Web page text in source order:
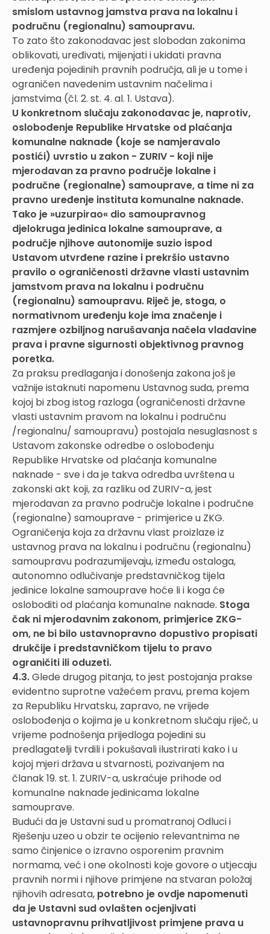
smislom ustavnog jamstva prava na lokalnu i
područnu (regionalnu) samoupravu.
To zato što zakonodavac jest slobodan zakonima
oblikovati, uređivati, mijenjati i ukidati pravna
uređenja pojedinih pravnih područja, ali je u tome i
ograničen navedenim ustavnim načelima i
jamstvima (čl. 2. st. 4. al. 1. Ustava).
U konkretnom slučaju zakonodavac je, naprotiv,
oslobođenje Republike Hrvatske od plaćanja
komunalne naknade (koje se namjeravalo
postići) uvrstio u zakon - ZURIV - koji nije
mjerodavan za pravno područje lokalne i
područne (regionalne) samouprave, a time ni za
pravno uređenje instituta komunalne naknade.
Tako je »uzurpirao« dio samoupravnog
djelokruga jedinica lokalne samouprave, a
područje njihove autonomije suzio ispod
Ustavom utvrđene razine i prekršio ustavno
pravilo o ograničenosti državne vlasti ustavnim
jamstvom prava na lokalnu i područnu
(regionalnu) samoupravu. Riječ je, stoga, o
normativnom uređenju koje ima značenje i
razmjere ozbiljnog narušavanja načela vladavine
prava i pravne sigurnosti objektivnog pravnog
poretka.
Za praksu predlaganja i donošenja zakona još je
važnije istaknuti napomenu Ustavnog suda, prema
kojoj bi zbog istog razloga (ograničenosti državne
vlasti ustavnim pravom na lokalnu i područnu
/regionalnu/ samoupravu) postojala nesuglasnost s
Ustavom zakonske odredbe o oslobođenju
Republike Hrvatske od plaćanja komunalne
naknade - sve i da je takva odredba uvrštena u
zakonski akt koji, za razliku od ZURIV-a, jest
mjerodavan za pravno područje lokalne i područne
(regionalne) samouprave - primjerice u ZKG.
Ograničenja koja za državnu vlast proizlaze iz
ustavnog prava na lokalnu i područnu (regionalnu)
samoupravu podrazumijevaju, između ostaloga,
autonomno odlučivanje predstavničkog tijela
jedinice lokalne samouprave hoće li i koga će
osloboditi od plaćanja komunalne naknade. Stoga
čak ni mjerodavnim zakonom, primjerice ZKG-
om, ne bi bilo ustavnopravno dopustivo propisati
drukčije i predstavničkom tijelu to pravo
ograničiti ili oduzeti.
4.3.Glede drugog pitanja, to jest postojanja prakse
evidentno suprotne važećem pravu, prema kojem
za Republiku Hrvatsku, zapravo, ne vrijede
oslobođenja o kojima je u konkretnom slučaju riječ, u
vrijeme podnošenja prijedloga pojedini su
predlagatelji tvrdili i pokušavali ilustrirati kako i u
kojoj mjeri država u stvarnosti, pozivanjem na
članak 19. st. 1. ZURIV-a, uskraćuje prihode od
komunalne naknade jedinicama lokalne
samouprave.
Budući da je Ustavni sud u promatranoj Odluci i
Rješenju uzeo u obzir te ocijenio relevantnima ne
samo činjenice o izravno osporenim pravnim
normama, već i one okolnosti koje govore o utjecaju
pravnih normi i njihove primjene na stvaran položaj
njihovih adresata, potrebno je ovdje napomenuti
da je Ustavni sud ovlašten ocjenjivati
ustavnopravnu prihvatljivost primjene prava u